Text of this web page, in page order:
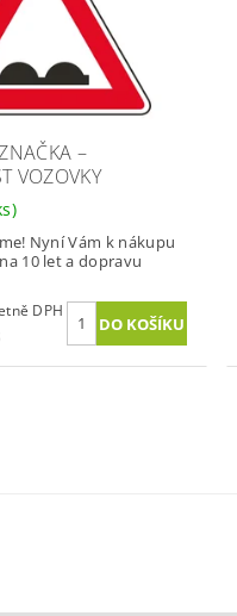
–
VOZOVKY
Nyní Vám k nákupu
10 let a dopravu
Kč včetně DPH